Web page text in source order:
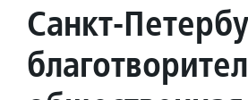
Санкт-